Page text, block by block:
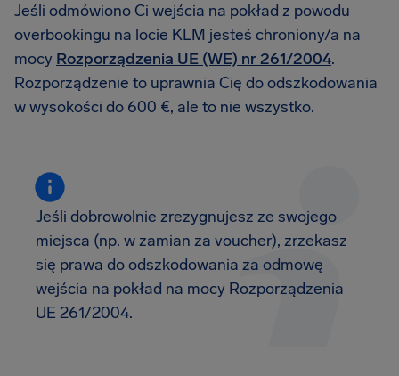
Jeśli odmówiono Ci wejścia na pokład z powodu
overbookingu na locie KLM jesteś chroniony/a na
mocy Rozporządzenia UE (WE) nr 261/2004.
Rozporządzenie to uprawnia Cię do odszkodowania
w wysokości do 600 €, ale to nie wszystko.
Jeśli dobrowolnie zrezygnujesz ze swojego
miejsca (np. w zamian za voucher), zrzekasz
się prawa do odszkodowania za odmowę
wejścia na pokład na mocy Rozporządzenia
UE 261/2004.